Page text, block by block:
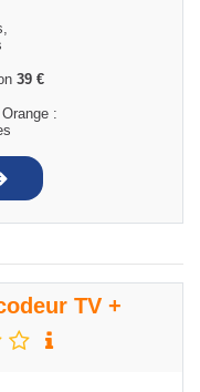
39 €
:
TV +